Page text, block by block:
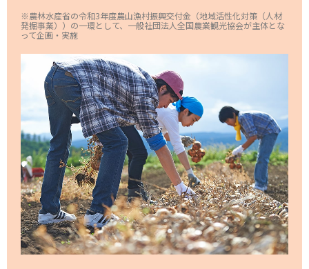
※農林水産省の令和3年度農山漁村振興交付金（地域活性化対策（人材
発掘事業））の一環として、一般社団法人全国農業観光協会が主体とな
って企画・実施